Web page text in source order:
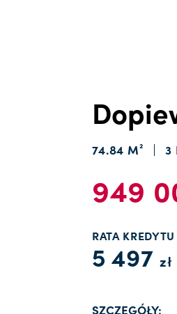
74.84 M² 3
949
RATA
5 497 zł
SZCZEGÓŁY: